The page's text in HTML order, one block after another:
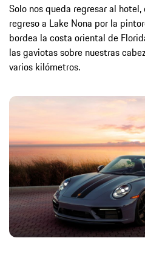
Solo nos queda regresar al
regreso a Lake Nona por la
bordea la costa oriental de
las gaviotas sobre nuestras
varios kilómetros.